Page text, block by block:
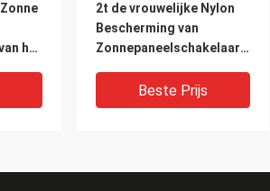
het
2t de vrouwelijke Nylon
Bescherming van
Zonnepaneelschakelaars
Beste Prijs